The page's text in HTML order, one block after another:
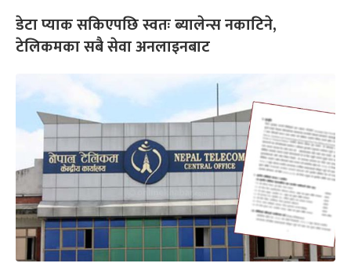
डेटा प्याक सकिएपछि स्वतः ब्यालेन्स नकाटिने,
टेलिकमका सबै सेवा अनलाइनबाट